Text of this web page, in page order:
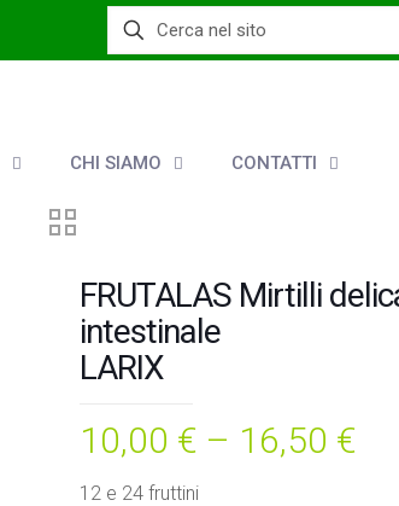
CHI SIAMO CONTATTI
FRUTALAS Mirtilli
intestinale
LARIX
10,00 € – 16,50 €
12 e 24 fruttini